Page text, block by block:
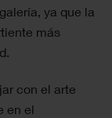
ya que la
más
con el arte
en el